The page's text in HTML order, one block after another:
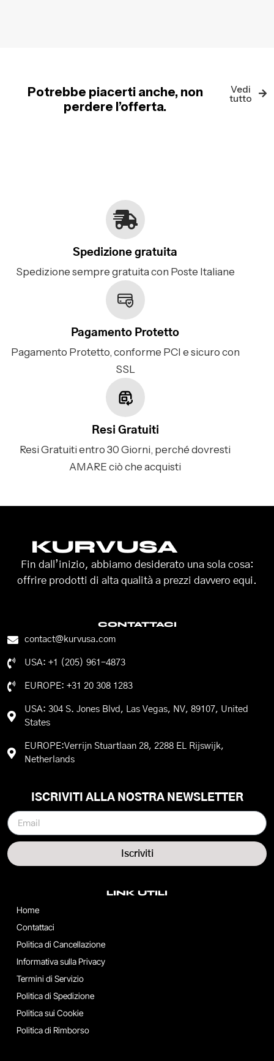
Potrebbe piacerti anche, non
perdere l’offerta.
Vedi
tutto
Spedizione gratuita
Spedizione sempre gratuita con Poste Italiane
Pagamento Protetto
Pagamento Protetto, conforme PCI e sicuro con
SSL
Resi Gratuiti
Resi Gratuiti entro 30 Giorni, perché dovresti
AMARE ciò che acquisti
KURVUSA
Fin dall’inizio, abbiamo desiderato una sola cosa:
offrire prodotti di alta qualità a prezzi davvero equi.
CONTATTACI
contact@kurvusa.com
USA: +1 (205) 961-4873
EUROPE: +31 20 308 1283
USA: 304 S. Jones Blvd, Las Vegas, NV, 89107, United
States
EUROPE:Verrijn Stuartlaan 28, 2288 EL Rijswijk,
Netherlands
LINK UTILI
Home
Contattaci
Politica di Cancellazione
Informativa sulla Privacy
Termini di Servizio
Politica di Spedizione
Politica sui Cookie
Politica di Rimborso
ISCRIVITI ALLA NOSTRA NEWSLETTER
Iscriviti